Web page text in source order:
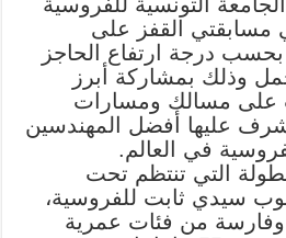
مسابقتي القفز على
في 6 فئات بحسب درجة ارتفاع الحاجز
وذلك بمشاركة أبرز
على مسالك ومسارات
ويشرف عليها أفضل المهندسين
في العالم.
التي تنتظم تحت
سيدي ثابت للفروسية،
فارسا وفارسة من فئات عمرية